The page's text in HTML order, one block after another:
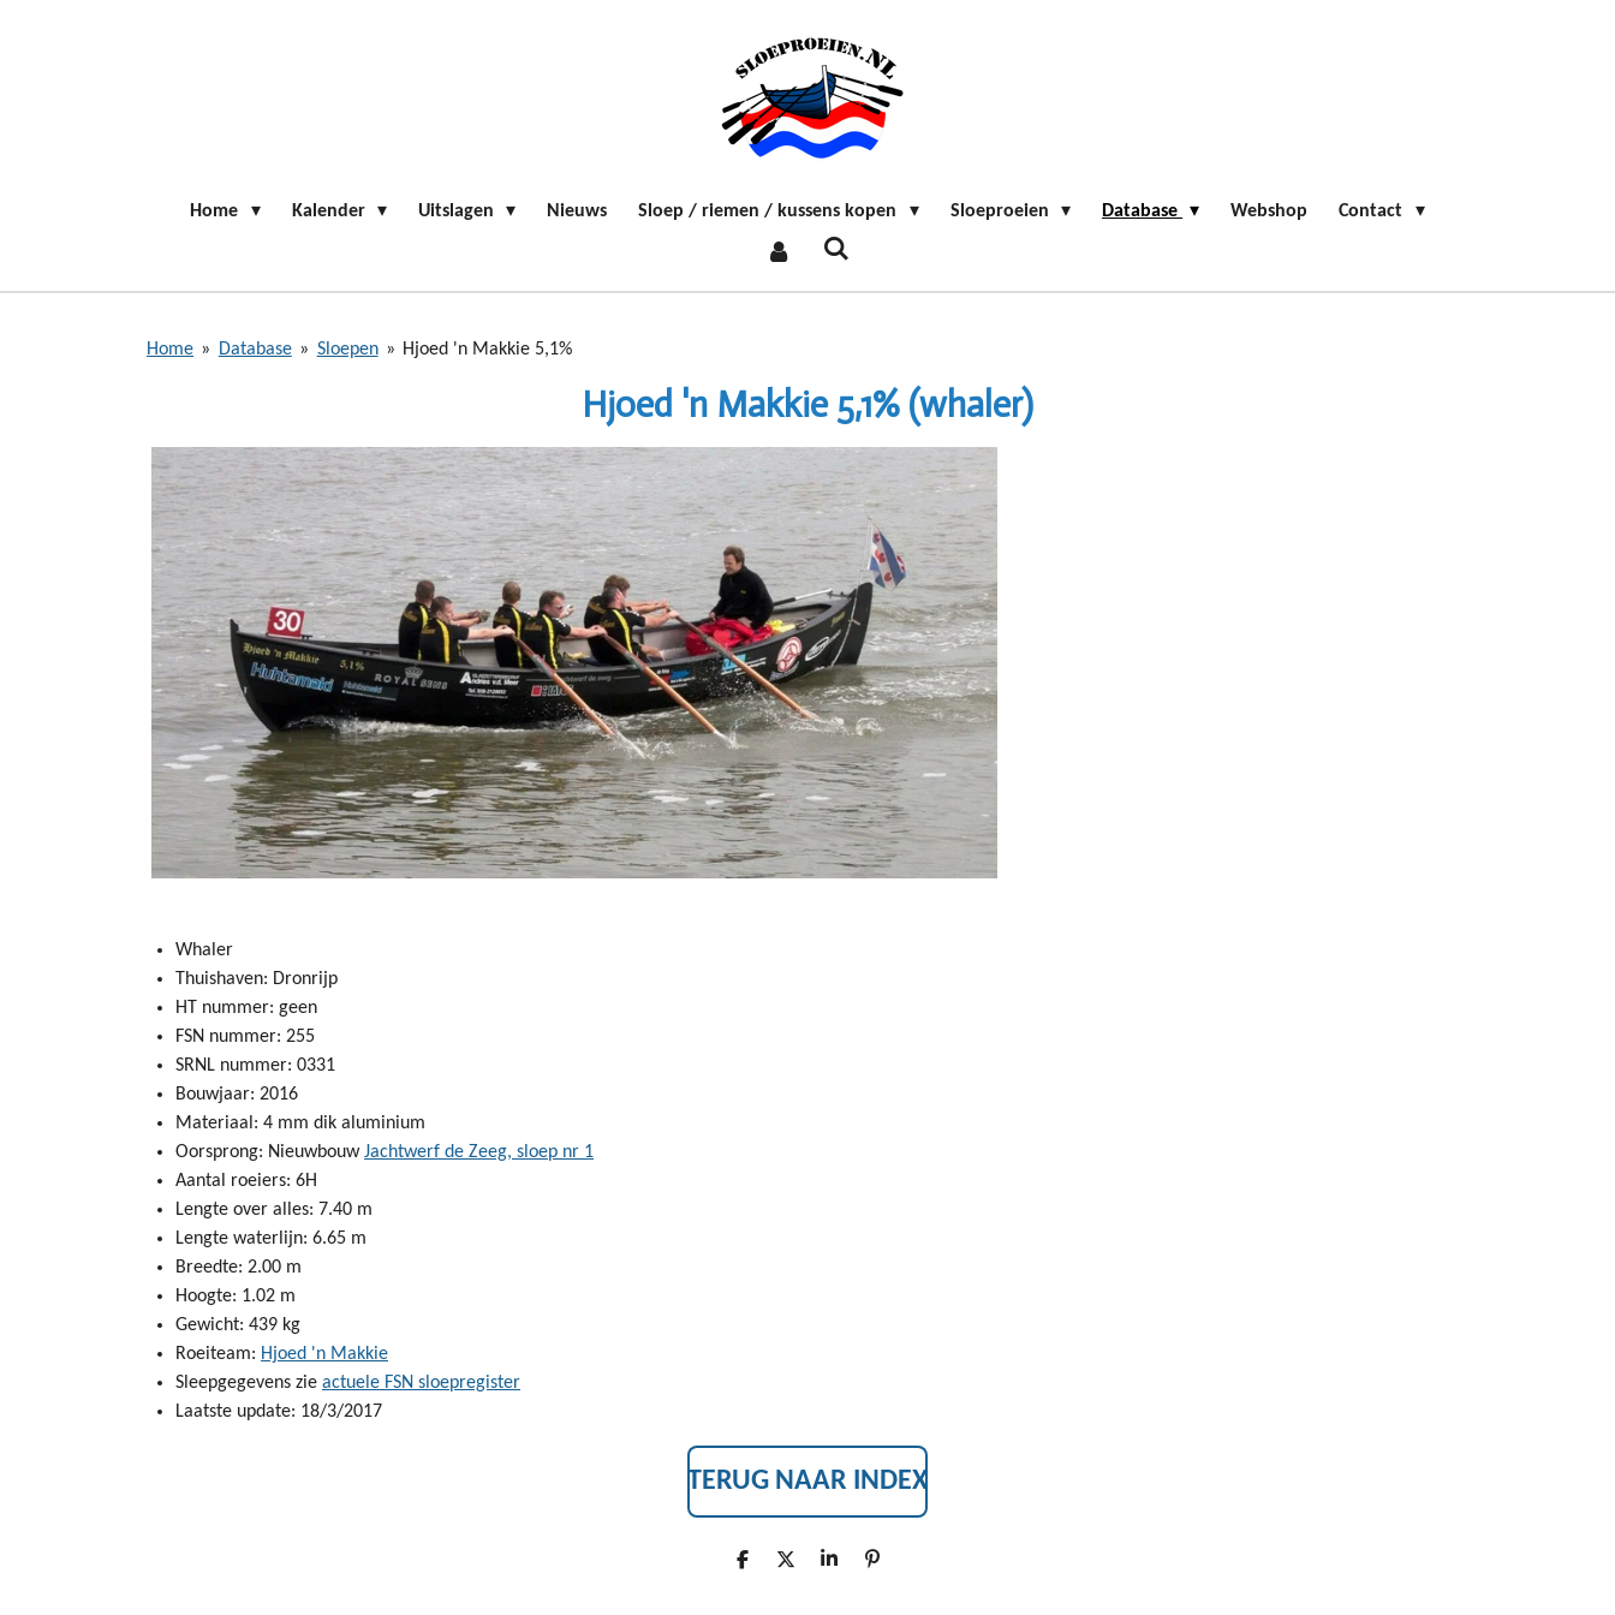
Home Kalender Uitslagen Nieuws Sloep / riemen / kussens kopen Sloeproeien Database Webshop Contact
Home » Database » Sloepen » Hjoed 'n Makkie 5,1%
Hjoed 'n Makkie 5,1% (whaler)
Whaler
Thuishaven: Dronrijp
HT nummer: geen
FSN nummer: 255
SRNL nummer: 0331
Bouwjaar: 2016
Materiaal: 4 mm dik aluminium
Oorsprong: NieuwbouwJachtwerf de Zeeg, sloep nr 1
Aantal roeiers: 6H
Lengte over alles: 7.40 m
Lengte waterlijn: 6.65 m
Breedte: 2.00 m
Hoogte: 1.02 m
Gewicht: 439 kg
Roeiteam: Hjoed 'n Makkie
Sleepgegevens zie actuele FSN sloepregister
Laatste update: 18/3/2017
TERUG NAAR INDEX
D
D
S
P